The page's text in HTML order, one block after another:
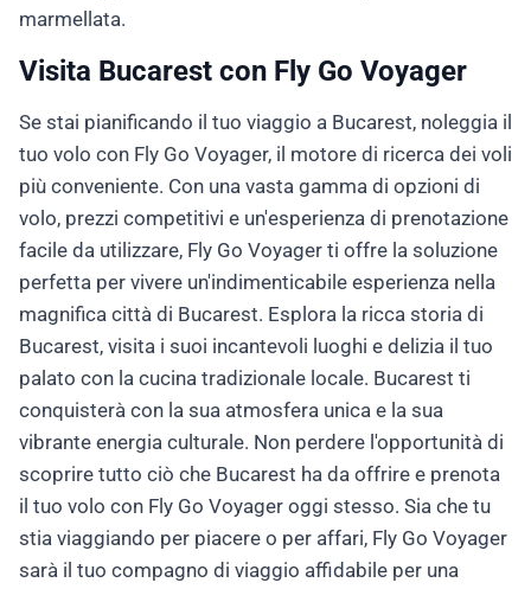
marmellata.
Visita Bucarest con Fly Go Voyager
Se stai pianificando il tuo viaggio a Bucarest, noleggia il
tuo volo con Fly Go Voyager, il motore di ricerca dei voli
più conveniente. Con una vasta gamma di opzioni di
volo, prezzi competitivi e un'esperienza di prenotazione
facile da utilizzare, Fly Go Voyager ti offre la soluzione
perfetta per vivere un'indimenticabile esperienza nella
magnifica città di Bucarest. Esplora la ricca storia di
Bucarest, visita i suoi incantevoli luoghi e delizia il tuo
palato con la cucina tradizionale locale. Bucarest ti
conquisterà con la sua atmosfera unica e la sua
vibrante energia culturale. Non perdere l'opportunità di
scoprire tutto ciò che Bucarest ha da offrire e prenota
il tuo volo con Fly Go Voyager oggi stesso. Sia che tu
stia viaggiando per piacere o per affari, Fly Go Voyager
sarà il tuo compagno di viaggio affidabile per una